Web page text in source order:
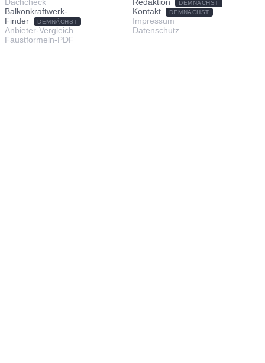
Balkonkraftwerk-
Finder
DEMNÄCHST
Anbieter-Vergleich
Faustformeln-PDF
DEMNÄCHST
Kontakt DEMNÄCHST
Impressum
Datenschutz